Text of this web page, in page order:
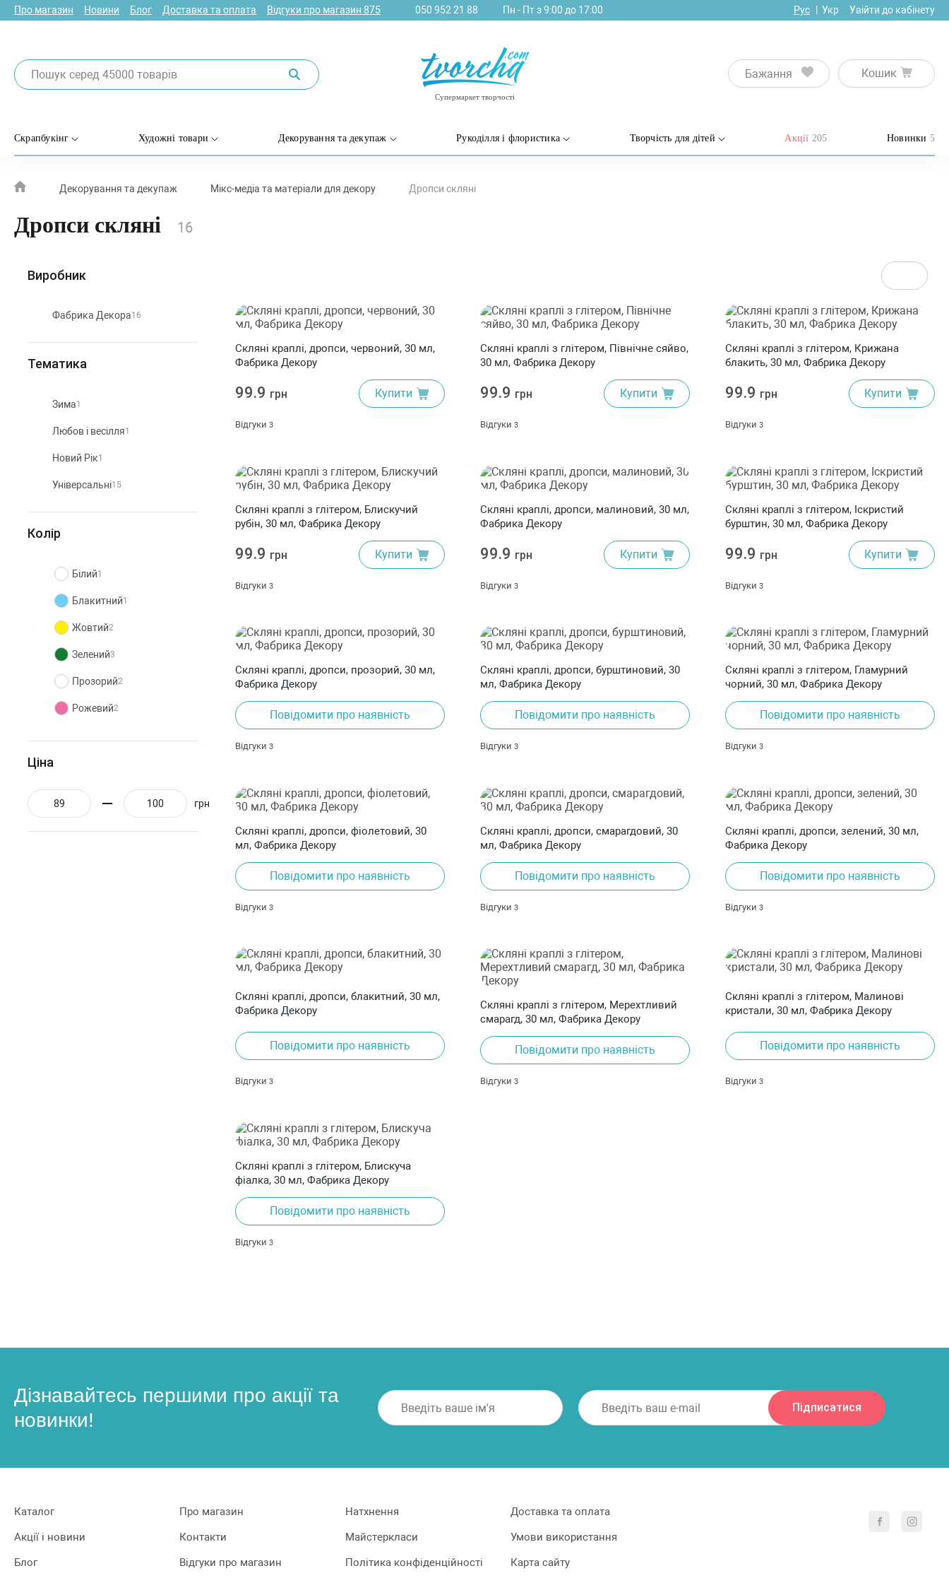
Про магазин Новини Блог Доставка та оплата Відгуки про магазин 875 050 952 21 88 Пн - Пт з 9:00 до 17:00 Рус Укр Увійти до кабінету
Супермаркет творчості
Бажання Кошик
Скрапбукінг Художні товари Декорування та декупаж Рукоділля і флористика Творчість для дітей Акції 205 Новинки 5
Декорування та декупаж Мікс-медіа та матеріали для декору Дропси скляні
Дропси скляні 16
Виробник
Фабрика Декора16
Тематика
Зима1
Любов і весілля1
Новий Рік1
Універсальні15
Колір
Білий1
Блакитний1
Жовтий2
Зелений3
Прозорий2
Рожевий2
Червоний
Чорний
Ціна
грн
Скляні краплі, дропси, червоний, 30 мл,
Фабрика Декору
99.9 грн Купити
Відгуки 3
Скляні краплі з глітером, Північне сяйво,
30 мл, Фабрика Декору
99.9 грн Купити
Відгуки 3
Скляні краплі з глітером, Крижана
блакить, 30 мл, Фабрика Декору
99.9 грн Купити
Відгуки 3
Скляні краплі з глітером, Блискучий
рубін, 30 мл, Фабрика Декору
99.9 грн Купити
Відгуки 3
Скляні краплі, дропси, малиновий, 30 мл,
Фабрика Декору
99.9 грн Купити
Відгуки 3
Скляні краплі з глітером, Іскристий
бурштин, 30 мл, Фабрика Декору
99.9 грн Купити
Відгуки 3
Скляні краплі, дропси, прозорий, 30 мл,
Фабрика Декору
Повідомити про наявність
Відгуки 3
Скляні краплі, дропси, бурштиновий, 30
мл, Фабрика Декору
Повідомити про наявність
Відгуки 3
Скляні краплі з глітером, Гламурний
чорний, 30 мл, Фабрика Декору
Повідомити про наявність
Відгуки 3
Скляні краплі, дропси, фіолетовий, 30
мл, Фабрика Декору
Повідомити про наявність
Відгуки 3
Скляні краплі, дропси, смарагдовий, 30
мл, Фабрика Декору
Повідомити про наявність
Відгуки 3
Скляні краплі, дропси, зелений, 30 мл,
Фабрика Декору
Повідомити про наявність
Відгуки 3
Скляні краплі, дропси, блакитний, 30 мл,
Фабрика Декору
Повідомити про наявність
Відгуки 3
Скляні краплі з глітером, Мерехтливий
смарагд, 30 мл, Фабрика Декору
Повідомити про наявність
Відгуки 3
Скляні краплі з глітером, Малинові
кристали, 30 мл, Фабрика Декору
Повідомити про наявність
Відгуки 3
Скляні краплі з глітером, Блискуча
фіалка, 30 мл, Фабрика Декору
Повідомити про наявність
Відгуки 3
Дізнавайтесь першими про акції та
новинки!
Каталог Про магазин Натхнення
Доставка та оплата
Акції і новини
Контакти Майстеркласи
Умови використання
Блог
Відгуки про магазин Політика конфіденційності Карта сайту